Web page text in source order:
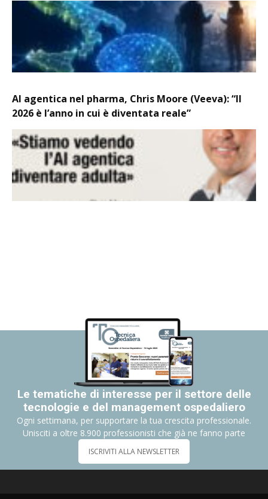
AI agentica nel pharma, Chris Moore (Veeva): “Il
2026 è l’anno in cui è diventata reale”
Le tematiche di interesse per il settore delle
tecnologie e del management ospedaliero
Ogni settimana, per supportare la tua crescita professionale.
Unisciti a oltre 8.900 professionisti che già ne fanno parte
ISCRIVITI ALLA NEWSLETTER